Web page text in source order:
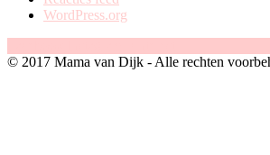
WordPress.org
© 2017 Mama van Dijk - Alle rechten